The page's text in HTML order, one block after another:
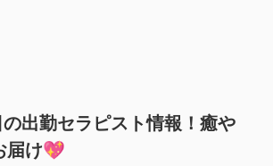
の出勤セラピスト情報！癒や
届け💖